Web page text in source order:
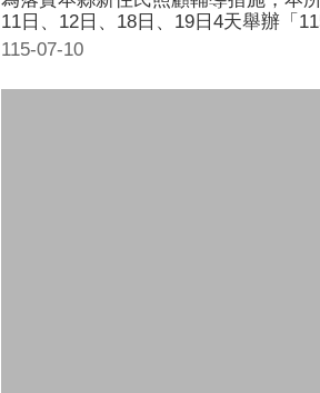
115-07-10
11日、12日、18日、19日4天舉辦「
海口「新」生活-手做編織研習班」，
友漸進適應臺灣生活，安排轄內衛生